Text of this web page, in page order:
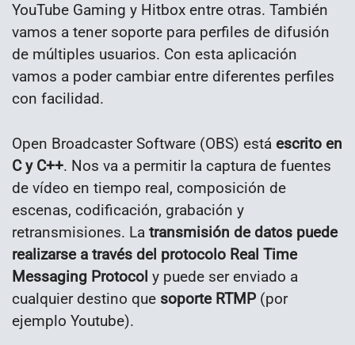
YouTube Gaming y Hitbox entre otras. También
vamos a tener soporte para perfiles de difusión
de múltiples usuarios. Con esta aplicación
vamos a poder cambiar entre diferentes perfiles
con facilidad.
Open Broadcaster Software (OBS) está escrito en
C y C++. Nos va a permitir la captura de fuentes
de vídeo en tiempo real, composición de
escenas, codificación, grabación y
retransmisiones. La transmisión de datos puede
realizarse a través del protocolo Real Time
Messaging Protocol y puede ser enviado a
cualquier destino que soporte RTMP (por
ejemplo Youtube).